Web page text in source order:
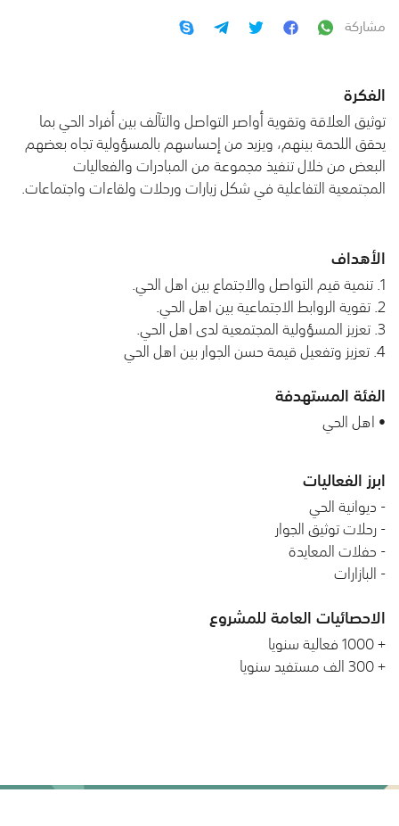
مشاركة
الفكرة
توثيق العلاقة وتقوية أواصر التواصل والتآلف بين أفراد الحي بما
يحقق اللحمة بينهم، ويزيد من إحساسهم بالمسؤولية تجاه بعضهم
البعض من خلال تنفيذ مجموعة من المبادرات والفعاليات
المجتمعية التفاعلية في شكل زيارات ورحلات ولقاءات واجتماعات.
الأهداف
1. تنمية قيم التواصل والاجتماع بين اهل الحي.
2. تقوية الروابط الاجتماعية بين اهل الحي.
3. تعزيز المسؤولية المجتمعية لدى اهل الحي.
4. تعزيز وتفعيل قيمة حسن الجوار بين اهل الحي
الفئة المستهدفة
• اهل الحي
ابرز الفعاليات
- ديوانية الحي
- رحلات توثيق الجوار
- حفلات المعايدة
- البازارات
الاحصائيات العامة للمشروع
+ 1000 فعالية سنويا
+ 300 الف مستفيد سنويا